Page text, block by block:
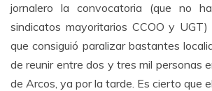
jornalero la convocatoria (que no
sindicatos mayoritarios CCOO y
que consiguió paralizar bastantes
de reunir entre dos y tres mil personas
de Arcos, ya por la tarde. Es cierto que